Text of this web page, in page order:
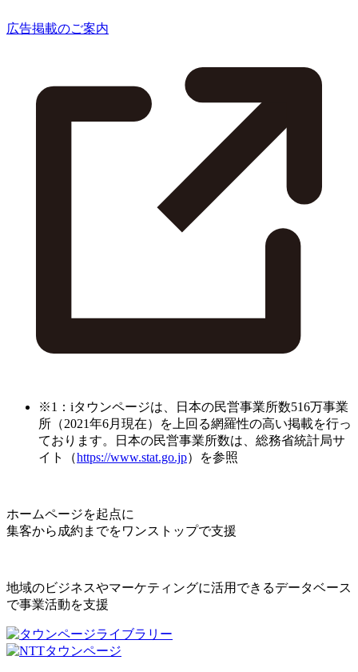
広告掲載のご案内
※1：iタウンページは、日本の民営事業所数516万事業
所（2021年6月現在）を上回る網羅性の高い掲載を行っ
ております。日本の民営事業所数は、総務省統計局サ
イト（https://www.stat.go.jp）を参照
ホームページを起点に
集客から成約までをワンストップで支援
地域のビジネスやマーケティングに活用できるデータベース
で事業活動を支援